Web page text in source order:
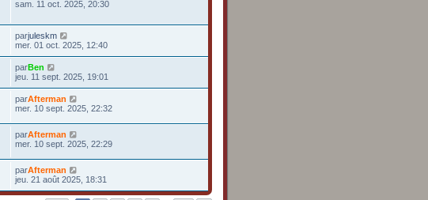
sam. 11 oct. 2025, 20:30
parjuleskm
mer. 01 oct. 2025, 12:40
parBen
jeu. 11 sept. 2025, 19:01
parAfterman
mer. 10 sept. 2025, 22:32
parAfterman
mer. 10 sept. 2025, 22:29
parAfterman
jeu. 21 août 2025, 18:31